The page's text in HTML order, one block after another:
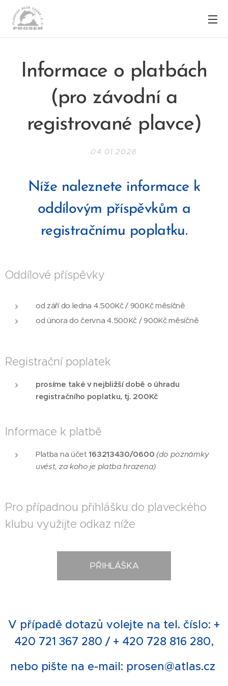
Informace o platbách
(pro závodní a
registrované plavce)
04.01.2026
Níže naleznete informace k
oddílovým příspěvkům a
registračnímu poplatku.
Oddílové příspěvky
od září do ledna 4.500Kč / 900Kč měsíčně
od února do června 4.500Kč / 900Kč měsíčně
Registrační poplatek
prosíme také v nejbližší době o úhradu
registračního poplatku, tj. 200Kč
Informace k platbě
Platba na účet163213430/0600 (do poznámky
uvést, za koho je platba hrazena)
Pro případnou přihlášku do plaveckého
klubu využijte odkaz níže
PŘIHLÁŠKA
V případě dotazů volejte na tel. číslo: +
420 721 367 280 / + 420 728 816 280,
nebo pište na e-mail: prosen@atlas.cz